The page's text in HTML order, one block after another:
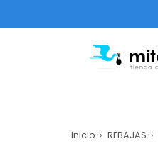
al
Inicio REBAJAS